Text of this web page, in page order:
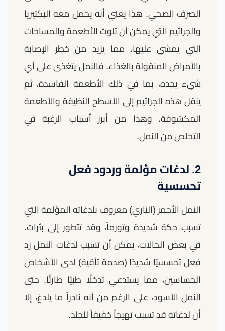
الصرف الصحي. هذا يعني أنه يحمل معه البكتيريا
والجراثيم التي يمكن أن تلوث الأطعمة والمساحات
التي يمشي عليها، مما يزيد من خطر الإصابة
بالأمراض المنقولة بالغذاء. فالنمل يتغذى على أي
شيء يجده، بما في ذلك الأطعمة الفاسدة، ثم
ينقل هذه الجراثيم إلى الأسطح النظيفة والأطعمة
المكشوفة، وهذا من أبرز أسباب الرغبة في
التخلص من النمل.
2. لدغات مؤلمة وردود فعل
تحسسية
النمل الأحمر (الناري) معروف بلدغاته المؤلمة التي
تسبب حكة شديدة وتورماً، وقد تتطور إلى بثرات.
في بعض الحالات، يمكن أن تسبب لدغات النمل رد
فعل تحسسيًا شديدًا (صدمة تأقية) لدى الأشخاص
الحساسين، مما يستدعي تدخلًا طبيًا طارئًا. حتى
النمل الأسود، على الرغم من أنه نادراً ما يلدغ، إلا
أن لدغاته قد تسبب تهيجاً خفيفاً للجلد.